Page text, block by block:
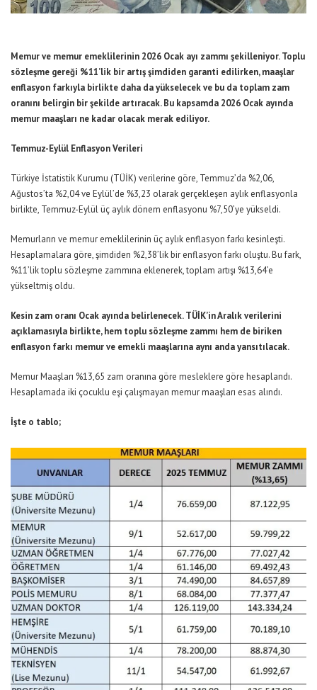
Memur ve memur emeklilerinin 2026 Ocak ayı zammı şekilleniyor. Toplu
sözleşme gereği %11’lik bir artış şimdiden garanti edilirken, maaşlar
enflasyon farkıyla birlikte daha da yükselecek ve bu da toplam zam
oranını belirgin bir şekilde artıracak. Bu kapsamda 2026 Ocak ayında
memur maaşları ne kadar olacak merak ediliyor.
Temmuz-Eylül Enflasyon Verileri
Türkiye İstatistik Kurumu (TÜİK) verilerine göre, Temmuz’da %2,06,
Ağustos’ta %2,04 ve Eylül’de %3,23 olarak gerçekleşen aylık enflasyonla
birlikte, Temmuz-Eylül üç aylık dönem enflasyonu %7,50’ye yükseldi.
Memurların ve memur emeklilerinin üç aylık enflasyon farkı kesinleşti.
Hesaplamalara göre, şimdiden %2,38’lik bir enflasyon farkı oluştu. Bu fark,
%11’lik toplu sözleşme zammına eklenerek, toplam artışı %13,64’e
yükseltmiş oldu.
Kesin zam oranı Ocak ayında belirlenecek. TÜİK’in Aralık verilerini
açıklamasıyla birlikte, hem toplu sözleşme zammı hem de biriken
enflasyon farkı memur ve emekli maaşlarına aynı anda yansıtılacak.
Memur Maaşları %13,65 zam oranına göre mesleklere göre hesaplandı.
Hesaplamada iki çocuklu eşi çalışmayan memur maaşları esas alındı.
İşte o tablo;